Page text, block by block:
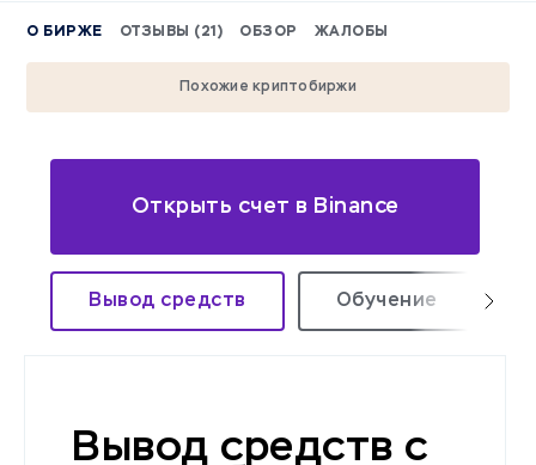
О БИРЖЕ ОТЗЫВЫ (21) ОБЗОР ЖАЛОБЫ
Похожие криптобиржи
Открыть счет в Binance
Вывод средств Обучение
Вывод средств с